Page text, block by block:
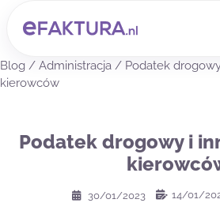
Blog / Administracja / Podatek
kierowców
Podatek drogowy i
30/01/2023 14/01/